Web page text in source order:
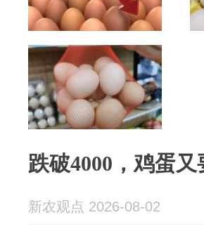
跌破4000，鸡蛋又
新农观点 2026-08-02